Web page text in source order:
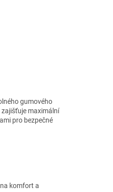
gumového
zajišťuje maximální
pro bezpečné
komfort a